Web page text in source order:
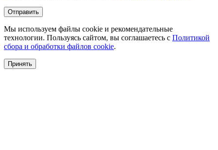
Отправить
Мы используем файлы cookie и рекомендательные
технологии. Пользуясь сайтом, вы соглашаетесь с Политикой
сбора и обработки файлов cookie.
Принять